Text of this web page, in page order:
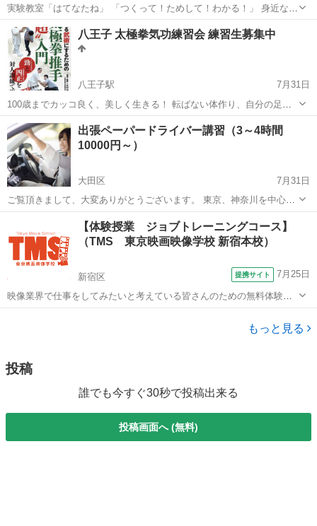
実験教室「はてなたね」 「つくって！ためして！わかる！」 身近な材
料を使って、理科の“なんで？”を体験する科学ワークショップです。 --
- 夏は「研究」の季節！ ■ 8月5日(水)，8月9日(日) の2...
東京 国分寺市 国分寺駅 その他 スライム
八王子 太極拳気功練習会 練習生募集中
八王子駅
7月31日
100歳までカッコ良く、美しく生きる！ 転ばない体作り、自分の足で
歩く。 体幹を整えて、姿勢を綺麗に。 太極拳気功練習会 練習生募集
中 太極拳・気功 練習会のご案内 この練習会では、太極拳とカンフー
（中国武術）を基礎か...
東京 八王子市 八王子駅 その他 武術
出張ペーパードライバー講習（3～4時間
10000円～）
大田区
7月31日
ご覧頂きまして、大変ありがとうございます。 東京、神奈川を中心に
出張ペーパードライバー教習を 安価で実施しています。 車好きの副業
インストラクターが土日祝に実施しています。 車の運転だけでなく、
メンテナンスも好き...
その他 ペーパードライバー
【体験授業 ジョブトレーニングコース】
（TMS 東京映画映像学校 新宿本校）
新宿区 提携サイト 7月25日
映像業界で仕事をしてみたいと考えている皆さんのための無料体験講
座です。 映画映像業界について、映像の技術について学びつつ、TMS
もっと見る
投稿
誰でも今すぐ30秒で投稿出来る
投稿画面へ (無料)